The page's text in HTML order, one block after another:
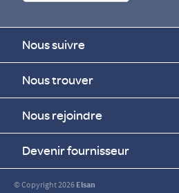
Nous suivre
Nous trouver
Nous rejoindre
Devenir fournisseur
© Copyright 2026Elsan